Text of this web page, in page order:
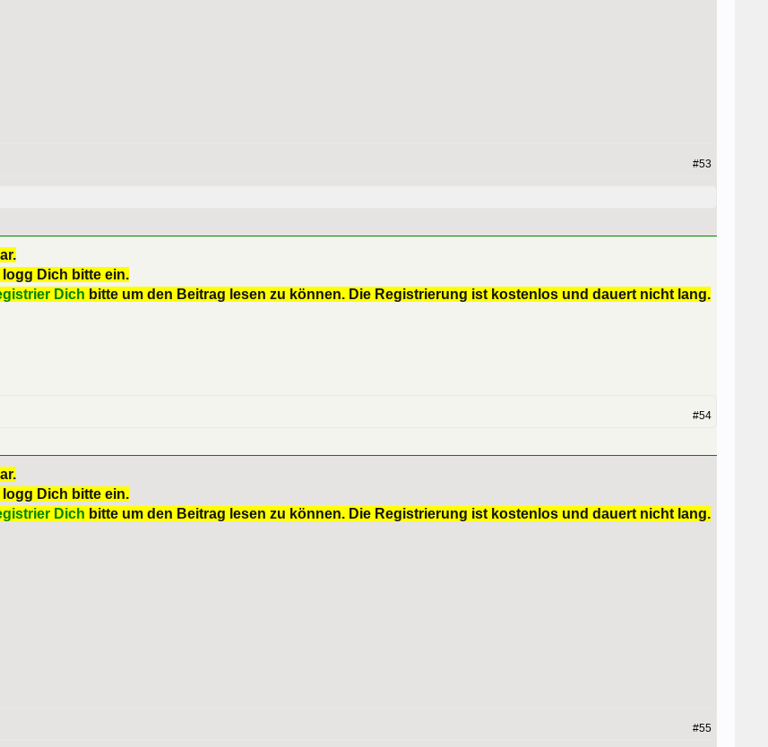
#53
Dich bitte ein.
Dich bitte um den Beitrag lesen zu können. Die Registrierung ist kostenlos und dauert nicht lang.
#54
Dich bitte ein.
Dich bitte um den Beitrag lesen zu können. Die Registrierung ist kostenlos und dauert nicht lang.
#55